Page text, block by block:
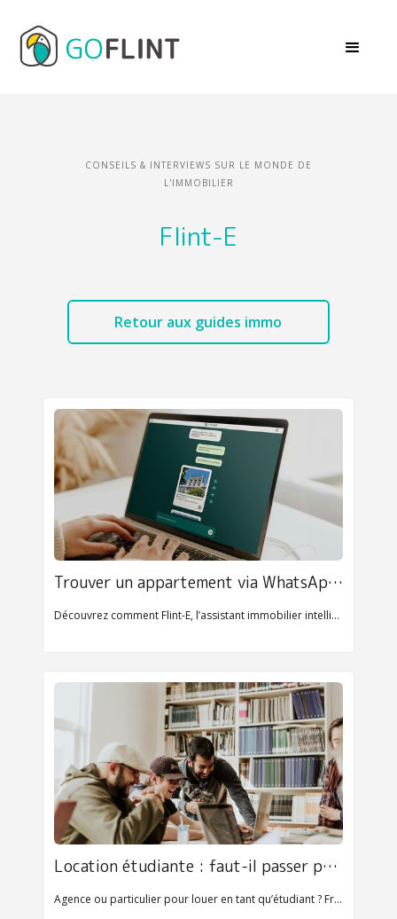
CONSEILS & INTERVIEWS SUR LE MONDE DE
L'IMMOBILIER
Flint-E
Retour aux guides immo
Trouver un appartement via WhatsApp : bonne ou mauvaise idée ?
Découvrez comment Flint-E, l’assistant immobilier intelligent de GoFlint sur WhatsApp, révolutionne la recherche de logement avec simplicité et efficacité.
Location étudiante : faut-il passer par une agence ou un particulier ?
Agence ou particulier pour louer en tant qu’étudiant ? Frais, sécurité, flexibilité : comparez tous les critères pour faire le choix qui vous ressemble.